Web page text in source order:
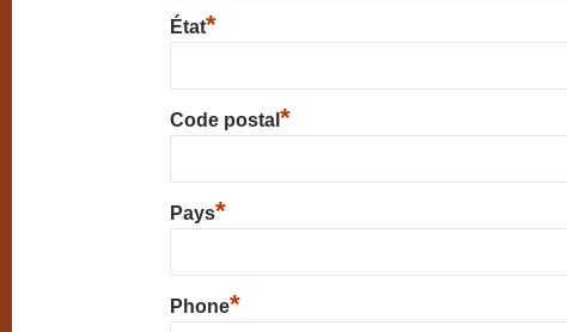
État*
Code postal*
Pays*
Phone*